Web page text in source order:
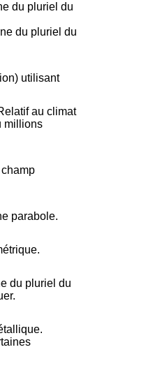
du pluriel du
du pluriel du
utilisant
au climat
millions
parabole.
du pluriel du